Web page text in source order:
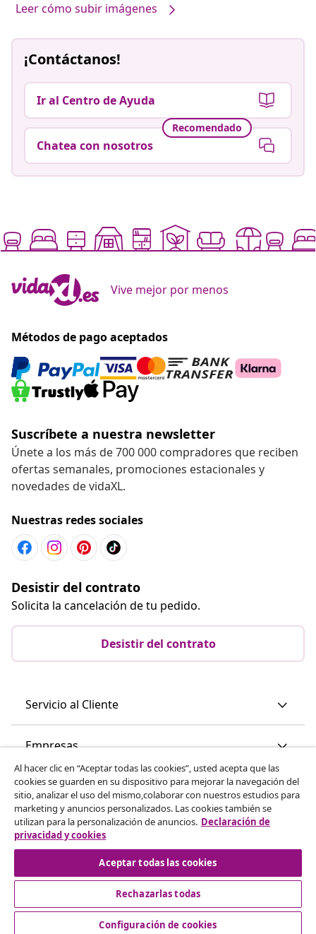
Leer cómo subir imágenes
¡Contáctanos!
Ir al Centro de Ayuda
Recomendado
Chatea con nosotros
Vive mejor por menos
Métodos de pago aceptados
Suscríbete a nuestra newsletter
Únete a los más de 700 000 compradores que reciben
ofertas semanales, promociones estacionales y
novedades de vidaXL.
Nuestras redes sociales
Desistir del contrato
Solicita la cancelación de tu pedido.
Desistir del contrato
Servicio al Cliente
Empresas
vidaXL
Descubre mas
Al hacer clic en “Aceptar todas las cookies”, usted acepta que las
cookies se guarden en su dispositivo para mejorar la navegación del
sitio, analizar el uso del mismo,colaborar con nuestros estudios para
marketing y anuncios personalizados. Las cookies también se
utilizan para la personalización de anuncios. Declaración de
privacidad y cookies
Aceptar todas las cookies
Rechazarlas todas
Configuración de cookies